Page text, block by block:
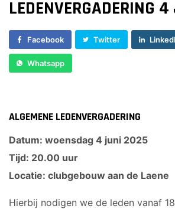
Sponsor worden
Ledenshop
LEDENVERGADERING
Facebook Twitter
Whatsapp
ALGEMENE LEDENVERGADERING
Datum: woensdag 4 juni 2025
Tijd: 20.00 uur
Locatie: clubgebouw aan de Laene
Hierbij nodigen we de leden vanaf